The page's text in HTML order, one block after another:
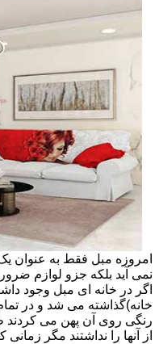
امروزه مبل فقط به عنوان
نمی آید بلکه جزو لوازم
اگر در خانه ای مبل وجود
خانه)گذاشته می شد و در
رنگی روی آن پهن می کردند
از آنها را نداشتند مگر